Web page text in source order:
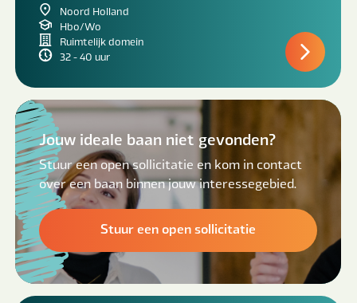
Noord Holland
Hbo/Wo
Ruimtelijk domein
32 - 40 uur
Jouw ideale baan niet gevonden?
Stuur een open sollicitatie en kom in contact
over een baan binnen jouw interessegebied.
Stuur een open sollicitatie